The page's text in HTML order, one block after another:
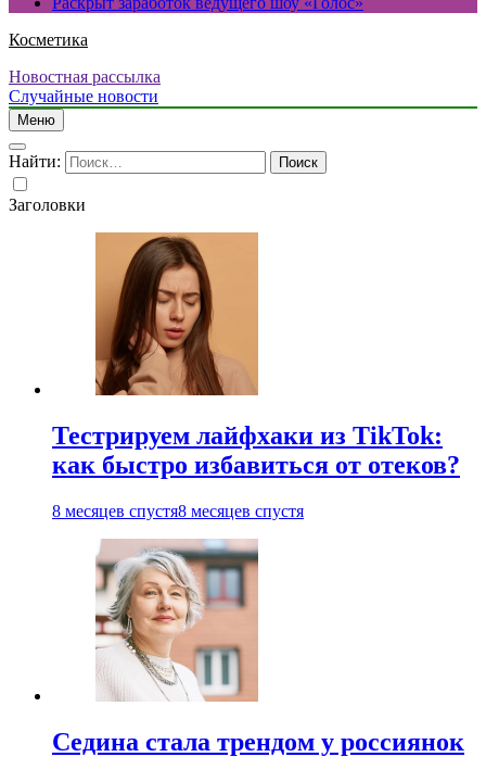
Косметика
Новостная рассылка
Случайные новости
Меню
Найти:
Заголовки
Тестрируем лайфхаки из TikTok:
как быстро избавиться от отеков?
8 месяцев спустя8 месяцев спустя
Седина стала трендом у россиянок